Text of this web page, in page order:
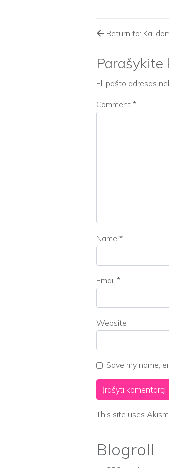
Return to: Kai
Parašykite
El. pašto adresas
Comment *
Name *
Email *
Website
Save my name,
This site uses
Blogroll